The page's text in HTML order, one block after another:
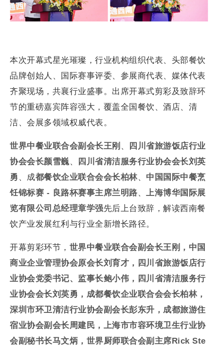
本次开幕式星光璀璨，行业机构组织代表、头部餐饮
品牌创始人、国际赛事评委、参展商代表、媒体代表
齐聚现场，共襄行业盛事。出席开幕式剪彩及致辞环
节的重磅嘉宾阵容强大，覆盖全国餐饮、酒店、清
洁、会展多领域权威代表。
世界中餐业联合会副会长王刚 、
四川省旅游饭店行业
协会会长颜雪巍、
四川省清洁服务行业协会会长刘英
勇 、成都餐饮企业联合会会长柏林、 中国国际中餐烹
饪锦标赛 - 良路杯赛事主席兰明路、
上海博华国际展
览有限公司总经理章学强先后上台致辞，解读西南餐
饮产业发展红利与行业全新增长路径。
开幕剪彩环节， 世界中餐业联合会副会长王刚，中国
商业企业管理协会原会长刘育才，四川省旅游饭店行
业协会党委书记、监事长鲍小伟，四川省清洁服务行
业协会会长刘英勇，成都餐饮企业联合会会长柏林，
深圳市环卫清洁行业协会副会长彭东升，成都旅游住
宿业协会副会长周建民，上海市市容环境卫生行业协
会副秘书长马文炳，世界厨师联合会副主席Rick Ste